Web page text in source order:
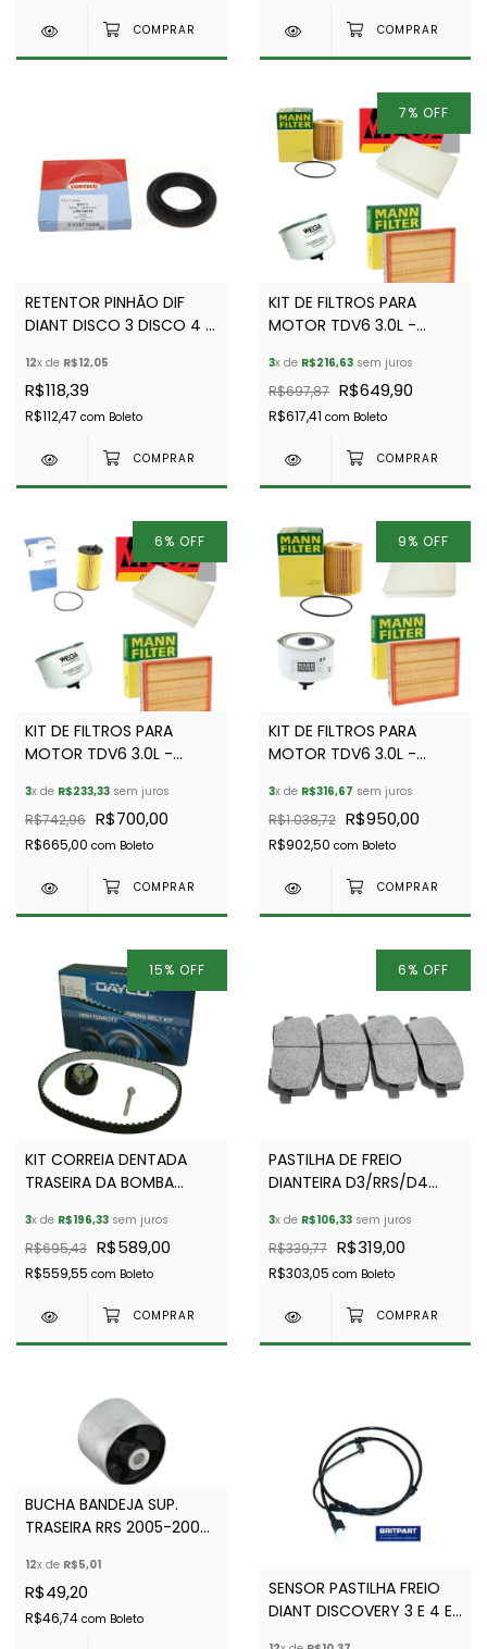
RETENTOR PINHÃO DIF
DIANT DISCO 3 DISCO 4 E
- CORTECO - LR019019
12x de R$12,05
R$118,39
R$112,47 com Boleto
7% OFF
KIT DE FILTROS PARA
MOTOR TDV6 3.0L -
ROVER SPORT DIESEL
3x de R$216,63 sem juros
R$697,87 R$649,90
R$617,41 com Boleto
6% OFF
KIT DE FILTROS PARA
MOTOR TDV6 3.0L -
3x de R$233,33 sem juros
R$742,96 R$700,00
R$665,00 com Boleto
9% OFF
KIT DE FILTROS PARA
MOTOR TDV6 3.0L -
ROVER SPORT
3x de R$316,67 sem juros
R$1.038,72 R$950,00
R$902,50 com Boleto
15% OFF
KIT CORREIA DENTADA
TRASEIRA DA BOMBA
DAYCO
3x de R$196,33 sem juros
R$695,43 R$589,00
R$559,55 com Boleto
6% OFF
PASTILHA DE FREIO
DIANTEIRA D3/RRS/D4
3x de R$106,33 sem juros
R$339,77 R$319,00
R$303,05 com Boleto
BUCHA BANDEJA SUP.
TRASEIRA RRS 2005-2009
12x de R$5,01
R$49,20
R$46,74 com Boleto
SENSOR PASTILHA FREIO
DIANT DISCOVERY 3 E 4 E